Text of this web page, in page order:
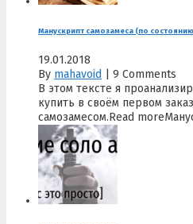
Манускрипт самозамеса (по
19.01.2018
By mahavoid
9 Comments
В этом тексте я
купить в своём первом
самозамесом.Read